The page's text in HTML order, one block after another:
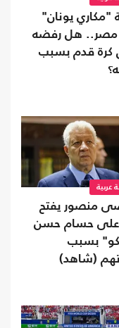
يونان"
هل رفضه
كرة قدم بسبب
عربية
منصور يفتح
على حسام حسن
بسبب
(شاهد)